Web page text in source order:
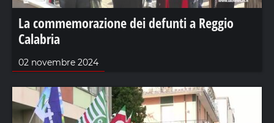
La commemorazione dei defunti a Reggio
Calabria
02 novembre 2024